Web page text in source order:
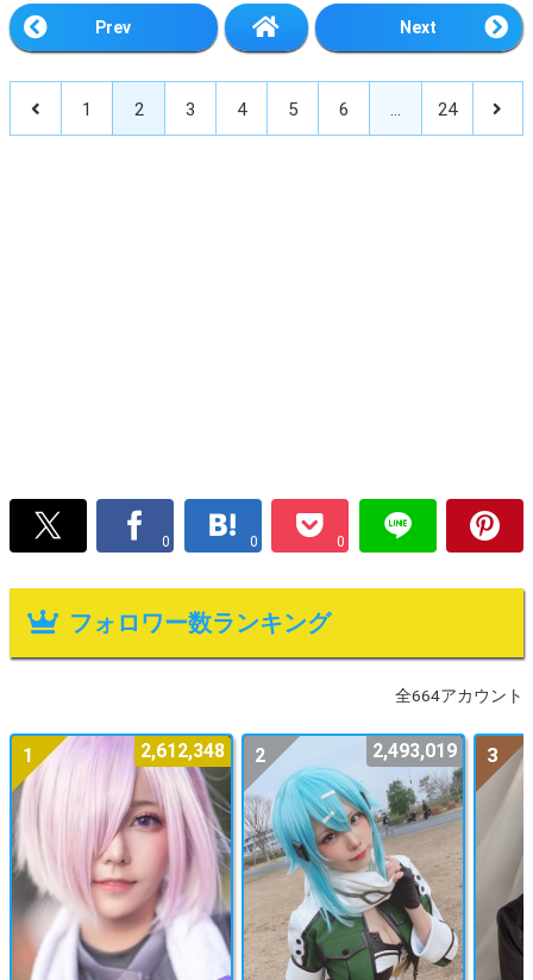
Prev Next
1 2 3 4 5 6 … 24
0 0 0
フォロワー数ランキング
全664アカウント
1 2,612,348 2 2,493,019 3